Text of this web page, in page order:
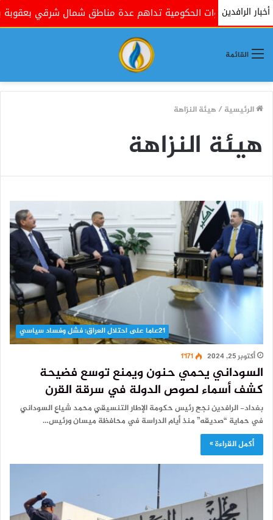
أخبار الرافدين
الحكومية تداهم عدة مناطق شمال شرقي بعقوبة بذريعة
القائمة
الرئيسية / هيئة النزاهة
هيئة النزاهة
21عاما على احتلال العراق: فشل وفساد سياسي
أكتوبر 25, 2024
1٬171
السوداني يحمي حنون ويمنع توسع فضيحة
كشف أسماء لصوص الدولة في سرقة القرن
بغداد- الرافدين نجح رئيس حكومة الإطار التنسيقي محمد شياع السوداني
في حماية “صديقه” منذ أيام الدراسة في محافظة ميسان ورئيس…
أكمل القراءة »